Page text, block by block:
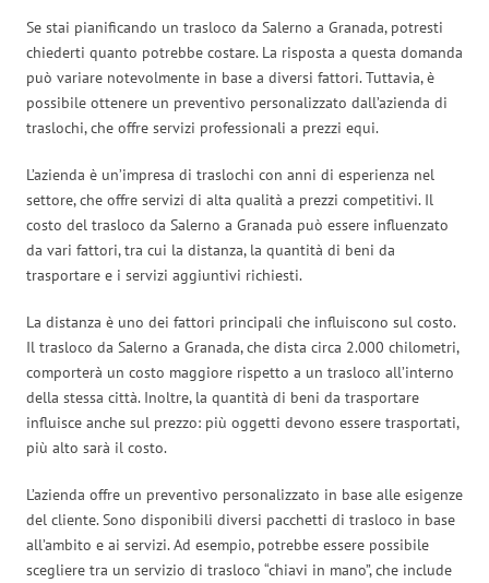
Se stai pianificando un trasloco da Salerno a Granada, potresti
chiederti quanto potrebbe costare. La risposta a questa domanda
può variare notevolmente in base a diversi fattori. Tuttavia, è
possibile ottenere un preventivo personalizzato dall’azienda di
traslochi, che offre servizi professionali a prezzi equi.
L’azienda è un’impresa di traslochi con anni di esperienza nel
settore, che offre servizi di alta qualità a prezzi competitivi. Il
costo del trasloco da Salerno a Granada può essere influenzato
da vari fattori, tra cui la distanza, la quantità di beni da
trasportare e i servizi aggiuntivi richiesti.
La distanza è uno dei fattori principali che influiscono sul costo.
Il trasloco da Salerno a Granada, che dista circa 2.000 chilometri,
comporterà un costo maggiore rispetto a un trasloco all’interno
della stessa città. Inoltre, la quantità di beni da trasportare
influisce anche sul prezzo: più oggetti devono essere trasportati,
più alto sarà il costo.
L’azienda offre un preventivo personalizzato in base alle esigenze
del cliente. Sono disponibili diversi pacchetti di trasloco in base
all’ambito e ai servizi. Ad esempio, potrebbe essere possibile
scegliere tra un servizio di trasloco “chiavi in mano”, che include